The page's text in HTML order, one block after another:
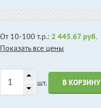
От 10-100 т.р.: 2 445.67 руб.
Показать все цены
шт. В КОРЗИНУ